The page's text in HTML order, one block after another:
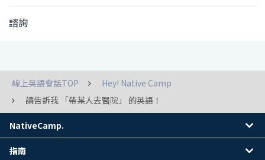
諮詢
線上英語會話TOP
Hey! Native Camp
請告訴我 「帶某人去醫院」 的英語！
NativeCamp.
指南